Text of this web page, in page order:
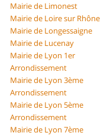
Mairie de Limonest
Mairie de Loire sur Rhône
Mairie de Longessaigne
Mairie de Lucenay
Mairie de Lyon 1er
Arrondissement
Mairie de Lyon 3ème
Arrondissement
Mairie de Lyon 5ème
Arrondissement
Mairie de Lyon 7ème